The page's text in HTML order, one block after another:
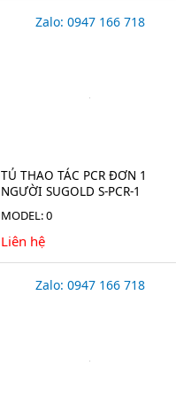
Zalo: 0947 166 718
TỦ THAO TÁC PCR ĐƠN 1
NGƯỜI SUGOLD S-PCR-1
MODEL: 0
Liên hệ
Zalo: 0947 166 718